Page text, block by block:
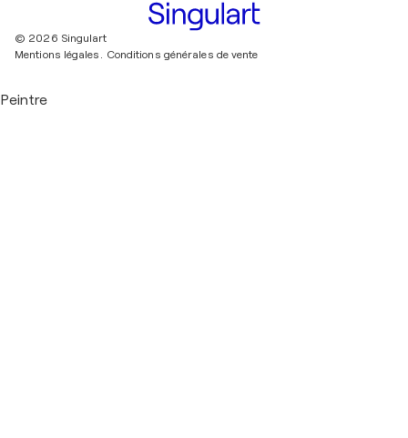
© 2026 Singulart
Mentions légales.
Conditions générales de vente
Peintre